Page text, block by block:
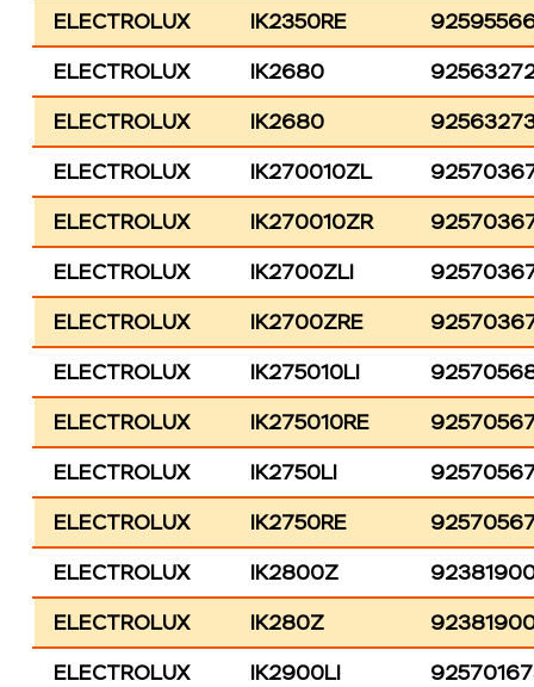
ELECTROLUX
IK2350RE
ELECTROLUX
IK2680
ELECTROLUX
IK2680
ELECTROLUX
IK270010ZL
ELECTROLUX
IK270010ZR
ELECTROLUX
IK2700ZLI
ELECTROLUX
IK2700ZRE
ELECTROLUX
IK275010LI
ELECTROLUX
IK275010RE
ELECTROLUX
IK2750LI
ELECTROLUX
IK2750RE
ELECTROLUX
IK2800Z
ELECTROLUX
IK280Z
ELECTROLUX
IK2900LI